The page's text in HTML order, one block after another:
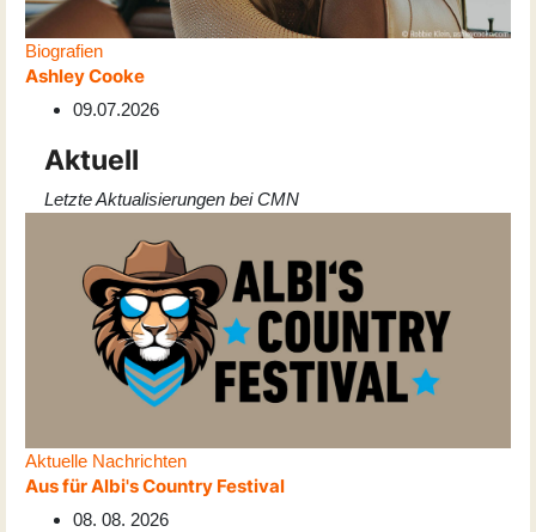
Biografien
Ashley Cooke
09.07.2026
Aktuell
Letzte Aktualisierungen bei CMN
Aktuelle Nachrichten
Aus für Albi's Country Festival
08. 08. 2026